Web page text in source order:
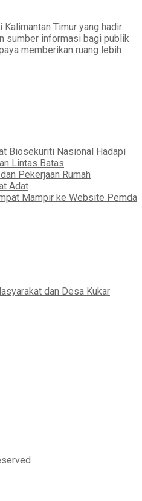
Timur yang hadir
sumber informasi bagi publik
memberikan ruang lebih
Biosekuriti Nasional Hadapi
Lintas Batas
Pekerjaan Rumah
Adat
Mampir ke Website Pemda
dan Desa Kukar